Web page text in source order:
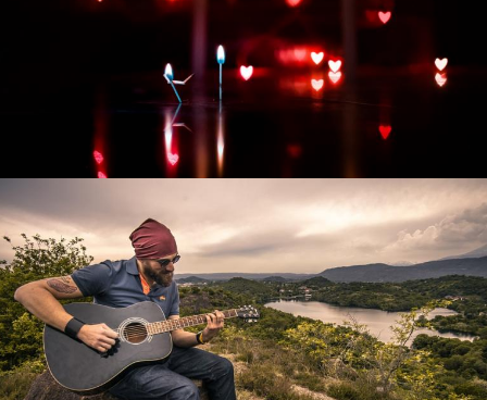
Развитие интернет-магазина "Всё для
праздника"
Смотреть проект
Перевод интернет-магазина
Guitaramania.ru на 1С-Битрикс